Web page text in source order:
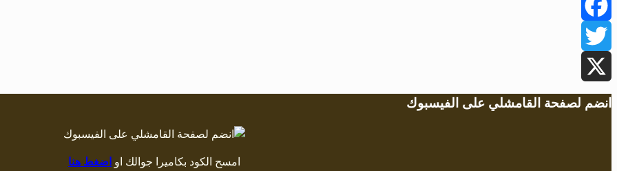
Facebook
Twitter
X
انضم لصفحة القامشلي على الفيسبوك
امسح الكود بكاميرا جوالك او اضغط هنا